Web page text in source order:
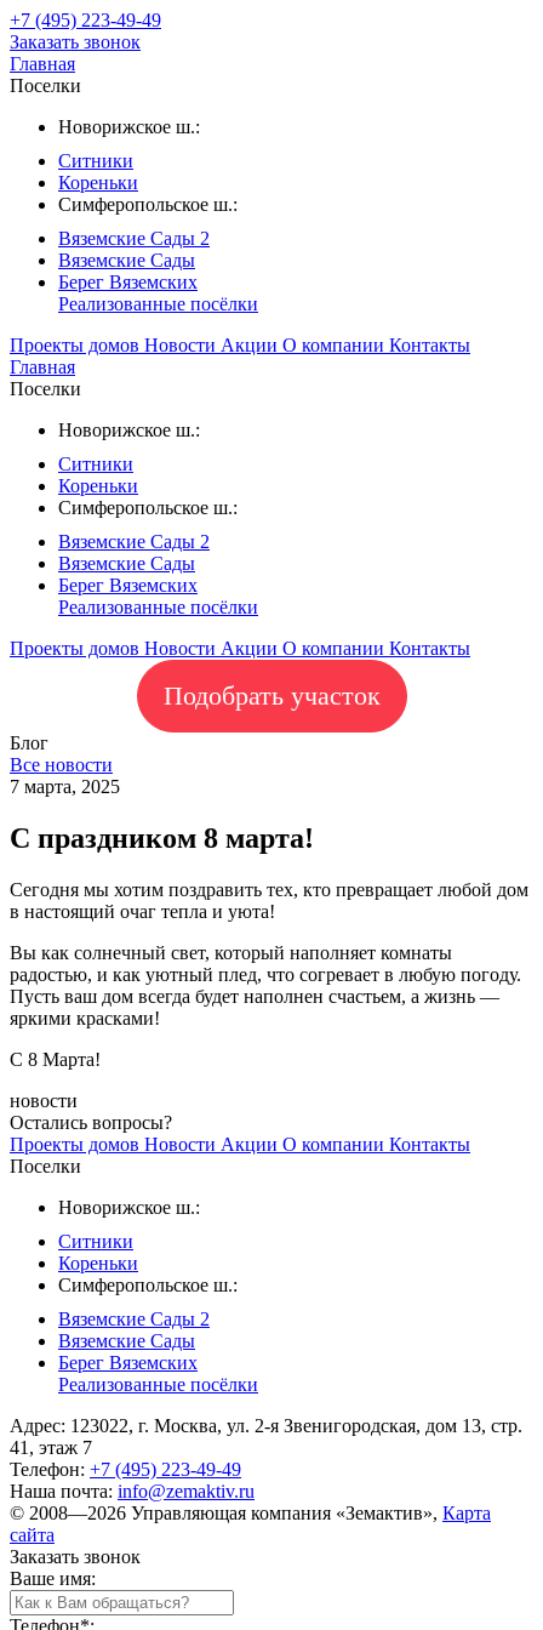
+7 (495) 223-49-49
Заказать звонок
Главная
Поселки
Новорижское ш.:
Ситники
Кореньки
Симферопольское ш.:
Вяземские Сады 2
Вяземские Сады
Берег Вяземскиx
Реализованные посёлки
Проекты домов Новости Акции О компании Контакты
Главная
Поселки
Новорижское ш.:
Ситники
Кореньки
Симферопольское ш.:
Вяземские Сады 2
Вяземские Сады
Берег Вяземскиx
Реализованные посёлки
Проекты домов Новости Акции О компании Контакты
Подобрать участок
Блог
Все новости
7 марта, 2025
С праздником 8 марта!
Сегодня мы хотим поздравить тех, кто превращает любой дом
в настоящий очаг тепла и уюта!
Вы как солнечный свет, который наполняет комнаты
радостью, и как уютный плед, что согревает в любую погоду.
Пусть ваш дом всегда будет наполнен счастьем, а жизнь —
яркими красками!
С 8 Марта!
новости
Остались вопросы?
Проекты домов Новости Акции О компании Контакты
Поселки
Новорижское ш.:
Ситники
Кореньки
Симферопольское ш.:
Вяземские Сады 2
Вяземские Сады
Берег Вяземскиx
Реализованные посёлки
Адрес: 123022, г. Москва, ул. 2-я Звенигородская, дом 13, стр.
41, этаж 7
Телефон: +7 (495) 223-49-49
Наша почта: info@zemaktiv.ru
© 2008—2026 Управляющая компания «Земактив», Карта
сайта
Заказать звонок
Ваше имя:
Телефон*: